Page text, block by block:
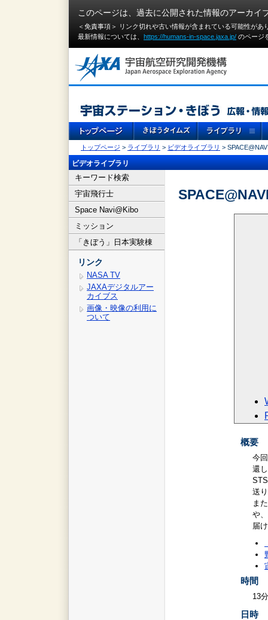
このページは、過去に公開された情報のアーカイ
＜免責事項＞ リンク切れや古い情報が含まれている可能性が
最新情報については、 https://humans-in-space.jaxa.jp/ のページ
トップページ > ライブラリ > ビデオライブラリ >
ビデオライブラリ
キーワード検索
宇宙飛行士
Space Navi@Kibo
ミッション
「きぼう」日本実験棟
リンク
NASA TV
JAXAデジタルアー
カイブス
画像・映像の利用に
ついて
概要
今
還
送
ま
や
届
時間
13
日時